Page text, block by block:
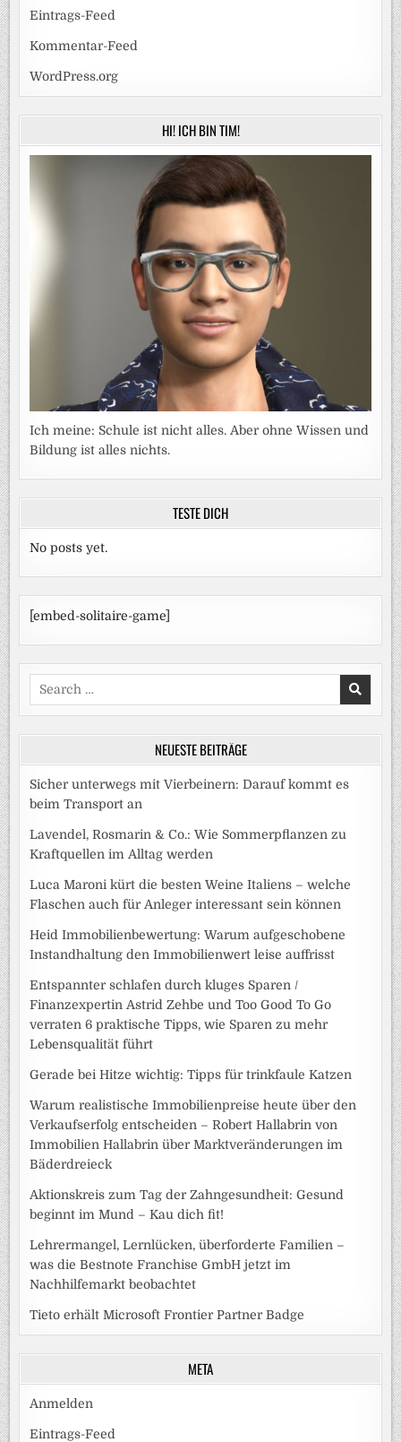
Eintrags-Feed
Kommentar-Feed
WordPress.org
HI! ICH BIN TIM!
Ich meine: Schule ist nicht alles. Aber ohne Wissen und
Bildung ist alles nichts.
TESTE DICH
No posts yet.
[embed-solitaire-game]
Search
for:
NEUESTE BEITRÄGE
Sicher unterwegs mit Vierbeinern: Darauf kommt es
beim Transport an
Lavendel, Rosmarin & Co.: Wie Sommerpflanzen zu
Kraftquellen im Alltag werden
Luca Maroni kürt die besten Weine Italiens – welche
Flaschen auch für Anleger interessant sein können
Heid Immobilienbewertung: Warum aufgeschobene
Instandhaltung den Immobilienwert leise auffrisst
Entspannter schlafen durch kluges Sparen /
Finanzexpertin Astrid Zehbe und Too Good To Go
verraten 6 praktische Tipps, wie Sparen zu mehr
Lebensqualität führt
Gerade bei Hitze wichtig: Tipps für trinkfaule Katzen
Warum realistische Immobilienpreise heute über den
Verkaufserfolg entscheiden – Robert Hallabrin von
Immobilien Hallabrin über Marktveränderungen im
Bäderdreieck
Aktionskreis zum Tag der Zahngesundheit: Gesund
beginnt im Mund – Kau dich fit!
Lehrermangel, Lernlücken, überforderte Familien –
was die Bestnote Franchise GmbH jetzt im
Nachhilfemarkt beobachtet
Tieto erhält Microsoft Frontier Partner Badge
META
Anmelden
Eintrags-Feed